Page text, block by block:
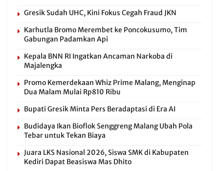
Gresik Sudah UHC, Kini Fokus Cegah Fraud JKN
Karhutla Bromo Merembet ke Poncokusumo, Tim
Gabungan Padamkan Api
Kepala BNN RI Ingatkan Ancaman Narkoba di
Majalengka
Promo Kemerdekaan Whiz Prime Malang, Menginap
Dua Malam Mulai Rp810 Ribu
Bupati Gresik Minta Pers Beradaptasi di Era AI
Budidaya Ikan Bioflok Senggreng Malang Ubah Pola
Tebar untuk Tekan Biaya
Juara LKS Nasional 2026, Siswa SMK di Kabupaten
Kediri Dapat Beasiswa Mas Dhito